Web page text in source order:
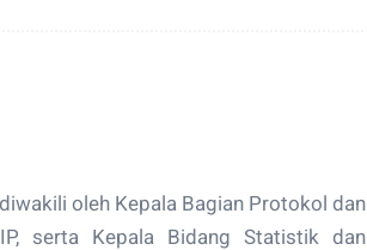
oleh Kepala Bagian Protokol dan
serta Kepala Bidang Statistik dan